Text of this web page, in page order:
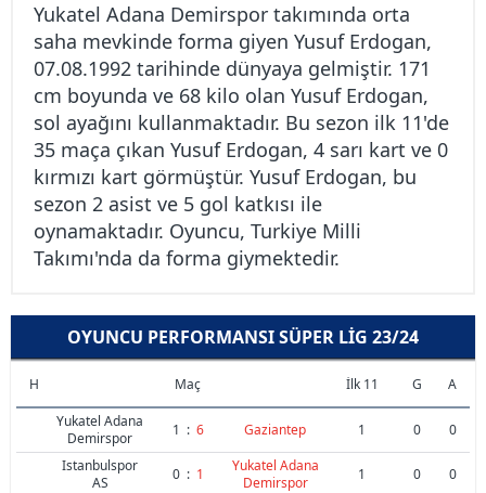
Yukatel Adana Demirspor takımında orta
saha mevkinde forma giyen Yusuf Erdogan,
07.08.1992 tarihinde dünyaya gelmiştir. 171
cm boyunda ve 68 kilo olan Yusuf Erdogan,
sol ayağını kullanmaktadır. Bu sezon ilk 11'de
35 maça çıkan Yusuf Erdogan, 4 sarı kart ve 0
kırmızı kart görmüştür. Yusuf Erdogan, bu
sezon 2 asist ve 5 gol katkısı ile
oynamaktadır. Oyuncu, Turkiye Milli
Takımı'nda da forma giymektedir.
OYUNCU PERFORMANSI SÜPER LIG 23/24
H Maç İlk 11 G
A
Yukatel Adana
Demirspor
1 : 6 Gaziantep 1 0
0
Istanbulspor
AS
0 : 1
Yukatel Adana
Demirspor
1 0
0